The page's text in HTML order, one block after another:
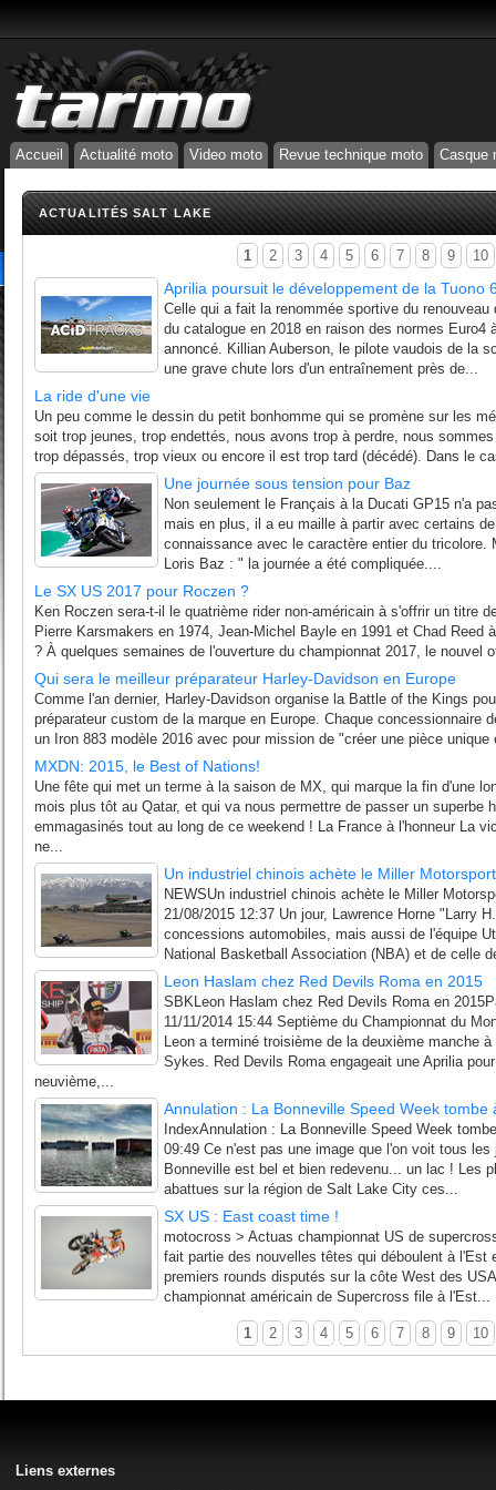
Accueil Actualité moto Video moto Revue technique moto Casque
ACTUALITÉS SALT LAKE
1 2 3 4 5 6 7 8 9 10
Aprilia poursuit le développement de la Tuono
Celle qui a fait la renommée sportive du
du catalogue en 2018 en raison des normes Euro4
annoncé. Killian Auberson, le pilote vaudois de la
une grave chute lors d'un entraînement près de...
La ride d'une vie
Un peu comme le dessin du petit bonhomme qui se promène sur les
soit trop jeunes, trop endettés, nous avons trop à perdre, nous
trop dépassés, trop vieux ou encore il est trop tard (décédé). Dans le
Une journée sous tension pour Baz
Non seulement le Français à la Ducati GP15 n'a
mais en plus, il a eu maille à partir avec certains
connaissance avec le caractère entier du tricolore.
Loris Baz : " la journée a été compliquée....
Le SX US 2017 pour Roczen ?
Ken Roczen sera-t-il le quatrième rider non-américain à s'offrir un titre
Pierre Karsmakers en 1974, Jean-Michel Bayle en 1991 et Chad Reed
? À quelques semaines de l'ouverture du championnat 2017, le nouvel
Qui sera le meilleur préparateur Harley-Davidson en Europe
Comme l'an dernier, Harley-Davidson organise la Battle of the Kings
préparateur custom de la marque en Europe. Chaque concessionnaire
un Iron 883 modèle 2016 avec pour mission de "créer une pièce
MXDN: 2015, le Best of Nations!
Une fête qui met un terme à la saison de MX, qui marque la fin d'une
mois plus tôt au Qatar, et qui va nous permettre de passer un superbe
emmagasinés tout au long de ce weekend ! La France à l'honneur La
ne...
Un industriel chinois achète le Miller
NEWSUn industriel chinois achète le Miller
21/08/2015 12:37 Un jour, Lawrence Horne "Larry
concessions automobiles, mais aussi de l'équipe
National Basketball Association (NBA) et de celle
Leon Haslam chez Red Devils Roma en 2015
SBKLeon Haslam chez Red Devils Roma en
11/11/2014 15:44 Septième du Championnat du
Leon a terminé troisième de la deuxième manche
Sykes. Red Devils Roma engageait une Aprilia
neuvième,...
Annulation : La Bonneville Speed Week tombe
IndexAnnulation : La Bonneville Speed Week
09:49 Ce n'est pas une image que l'on voit tous
Bonneville est bel et bien redevenu... un lac ! Les
abattues sur la région de Salt Lake City ces...
SX US : East coast time !
motocross > Actuas championnat US de
fait partie des nouvelles têtes qui déboulent à
premiers rounds disputés sur la côte West des
championnat américain de Supercross file à l'Est...
1 2 3 4 5 6 7 8 9 10
Liens externes